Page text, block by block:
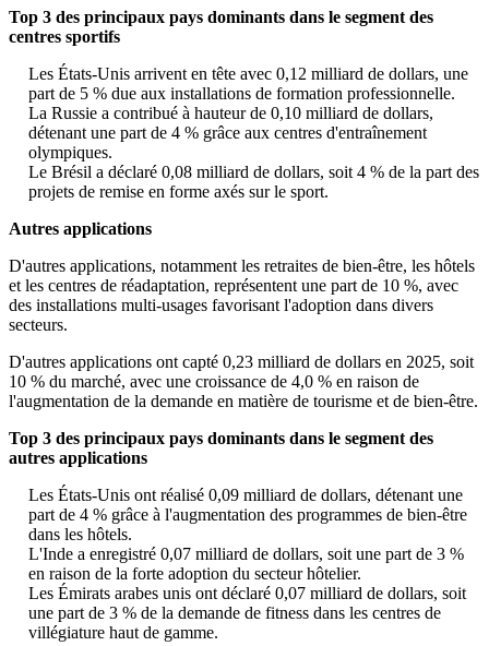
Top 3 des principaux pays dominants dans le segment des
centres sportifs
Les États-Unis arrivent en tête avec 0,12 milliard de dollars, une
part de 5 % due aux installations de formation professionnelle.
La Russie a contribué à hauteur de 0,10 milliard de dollars,
détenant une part de 4 % grâce aux centres d'entraînement
olympiques.
Le Brésil a déclaré 0,08 milliard de dollars, soit 4 % de la part des
projets de remise en forme axés sur le sport.
Autres applications
D'autres applications, notamment les retraites de bien-être, les hôtels
et les centres de réadaptation, représentent une part de 10 %, avec
des installations multi-usages favorisant l'adoption dans divers
secteurs.
D'autres applications ont capté 0,23 milliard de dollars en 2025, soit
10 % du marché, avec une croissance de 4,0 % en raison de
l'augmentation de la demande en matière de tourisme et de bien-être.
Top 3 des principaux pays dominants dans le segment des
autres applications
Les États-Unis ont réalisé 0,09 milliard de dollars, détenant une
part de 4 % grâce à l'augmentation des programmes de bien-être
dans les hôtels.
L'Inde a enregistré 0,07 milliard de dollars, soit une part de 3 %
en raison de la forte adoption du secteur hôtelier.
Les Émirats arabes unis ont déclaré 0,07 milliard de dollars, soit
une part de 3 % de la demande de fitness dans les centres de
villégiature haut de gamme.